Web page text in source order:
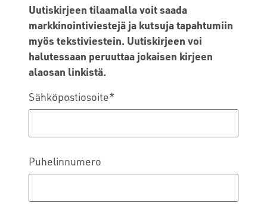
Uutiskirjeen tilaamalla voit saada
markkinointiviestejä ja kutsuja tapahtumiin
myös tekstiviestein. Uutiskirjeen voi
halutessaan peruuttaa jokaisen kirjeen
alaosan linkistä.
Sähköpostiosoite*
Puhelinnumero